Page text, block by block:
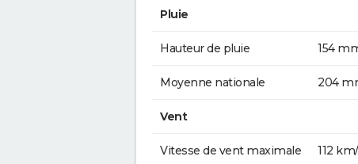
Pluie
Hauteur de pluie 154
Moyenne nationale 204
Vent
Vitesse de vent maximale 112